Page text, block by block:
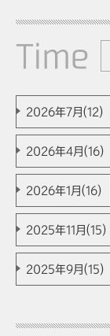
Time
2026年7月(12)
2026年4月(16)
2026年1月(16)
2025年11月(15)
2025年9月(15)